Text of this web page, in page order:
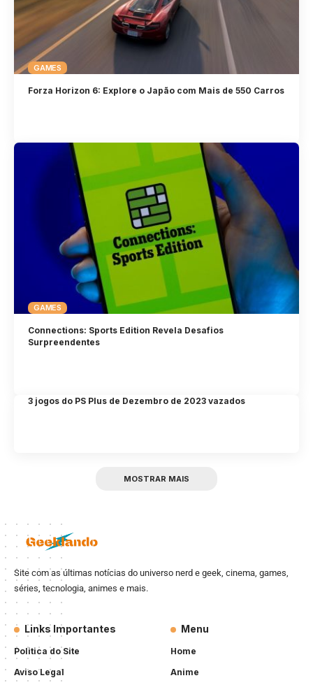
GAMES
Forza Horizon 6: Explore o Japão com Mais de 550 Carros
GAMES
Connections: Sports Edition Revela Desafios
Surpreendentes
3 jogos do PS Plus de Dezembro de 2023 vazados
MOSTRAR MAIS
Site com as últimas notícias do universo nerd e geek, cinema, games,
séries, tecnologia, animes e mais.
Links Importantes
Politica do Site
Aviso Legal
Menu
Home
Anime